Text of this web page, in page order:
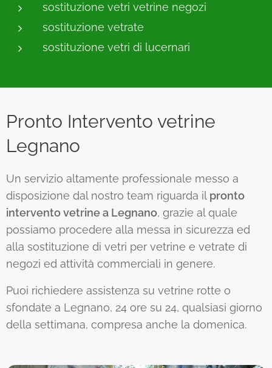
sostituzione vetri vetrine negozi
sostituzione vetrate
sostituzione vetri di lucernari
Pronto Intervento vetrine
Legnano
Un servizio altamente professionale messo a
disposizione dal nostro team riguarda il pronto
intervento vetrine a Legnano, grazie al quale
possiamo procedere alla messa in sicurezza ed
alla sostituzione di vetri per vetrine e vetrate di
negozi ed attività commerciali in genere.
Puoi richiedere assistenza su vetrine rotte o
sfondate a Legnano, 24 ore su 24, qualsiasi giorno
della settimana, compresa anche la domenica.